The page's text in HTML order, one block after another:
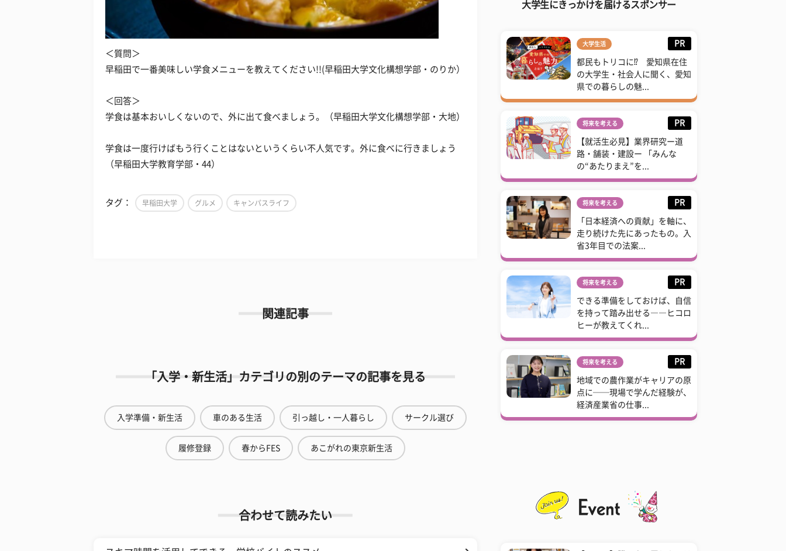
＜質問＞
早稲田で一番美味しい学食メニューを教えてください!!(早稲田大学文化構想学部・のりか）
＜回答＞
学食は基本おいしくないので、外に出て食べましょう。（早稲田大学文化構想学部・大地）
学食は一度行けばもう行くことはないというくらい不人気です。外に食べに行きましょう
（早稲田大学教育学部・44）
タグ： 早稲田大学 グルメ キャンパスライフ
関連記事
「入学・新生活」カテゴリの別のテーマの記事を見る
入学準備・新生活 車のある生活 引っ越し・一人暮らし サークル選び
履修登録 春からFES あこがれの東京新生活
合わせて読みたい
大学生にきっかけを届けるスポンサー
大学生活 PR
都民もトリコに⁉ 愛知県在住
の大学生・社会人に聞く、愛知
県での暮らしの魅...
将来を考える PR
【就活生必見】業界研究ー道
路・舗装・建設ー 「みんな
の“あたりまえ”を...
将来を考える PR
「日本経済への貢献」を軸に、
走り続けた先にあったもの。入
省3年目での法案...
将来を考える PR
できる準備をしておけば、自信
を持って踏み出せる――ヒコロ
ヒーが教えてくれ...
将来を考える PR
地域での農作業がキャリアの原
点に──現場で学んだ経験が、
経済産業省の仕事...